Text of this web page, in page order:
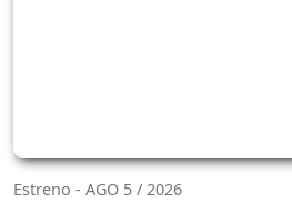
Estreno - AGO 5 / 2026